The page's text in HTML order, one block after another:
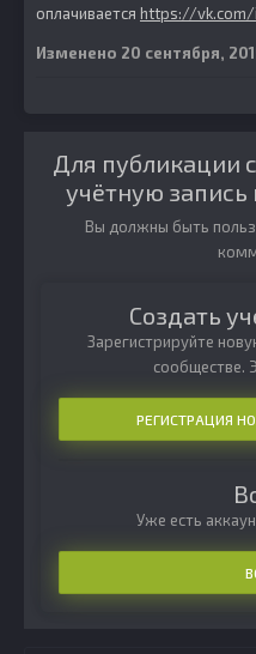
оплачивается https://
Изменено 20 сентября,
Для публикации
учётную запись
Вы должны быть
Создать
Зарегистрируйте
сообществе.
РЕГИСТРАЦИЯ
Уже есть